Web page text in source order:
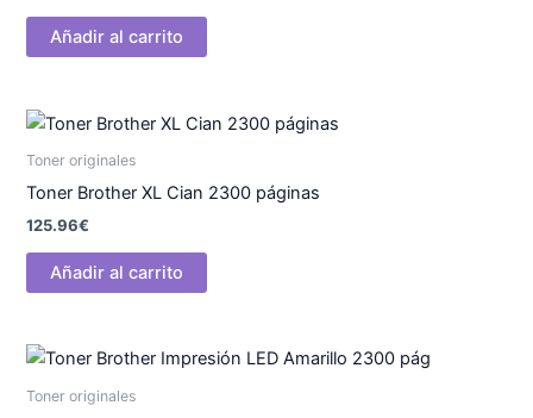
Añadir al carrito
Toner originales
Toner Brother XL Cian 2300 páginas
125.96€
Añadir al carrito
Toner originales